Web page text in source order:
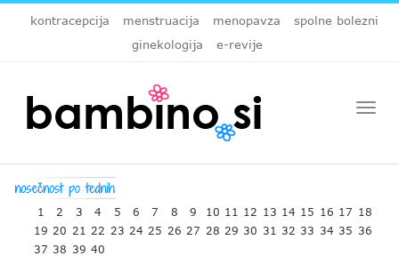
kontracepcija menstruacija menopavza
spolne bolezni
ginekologija
e-revije
1 2 3 4 5 6 7 8 9 10 11 12 13 14 15 16 17 18
19 20 21 22 23 24 25 26 27 28 29 30 31 32 33 34 35 36
37 38 39 40